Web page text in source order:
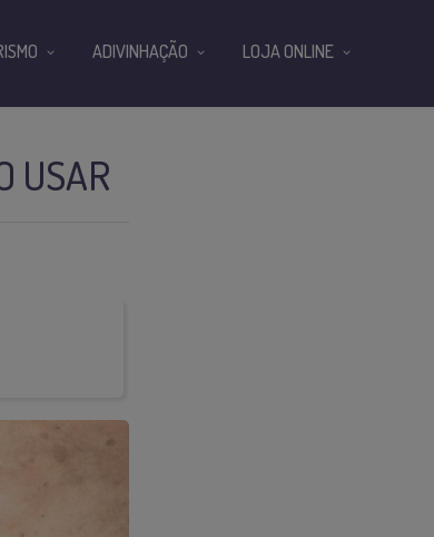
USAR
ADIVINHAÇÃO LOJA ONLINE